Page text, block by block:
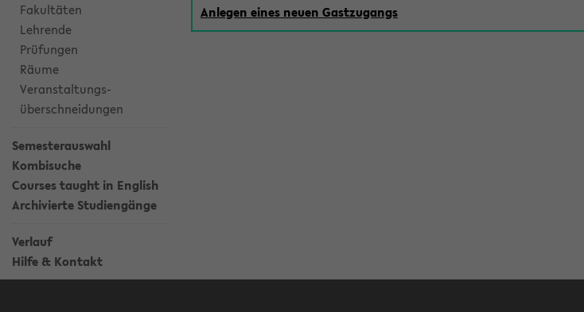
Fakultäten
Lehrende
Prüfungen
Räume
Veranstaltungs-
überschneidungen
Semesterauswahl
Kombisuche
Courses taught in English
Archivierte Studiengänge
Verlauf
Hilfe & Kontakt
Anlegen eines neuen Gastzugangs